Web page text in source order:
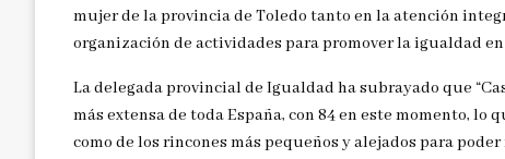
mujer de la provincia de Toledo tanto en la atención
organización de actividades para promover la igualdad
La delegada provincial de Igualdad ha subrayado que
más extensa de toda España, con 84 en este momento,
como de los rincones más pequeños y alejados para